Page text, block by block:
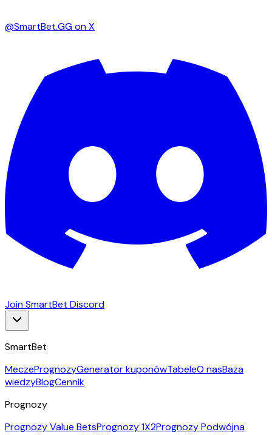
@SmartBet.GG on X
Join SmartBet Discord
SmartBet
MeczePrognozyGenerator kuponówTabeleO nasBaza
wiedzyBlogCennik
Prognozy
Prognozy Value BetsPrognozy 1X2Prognozy Podwójna